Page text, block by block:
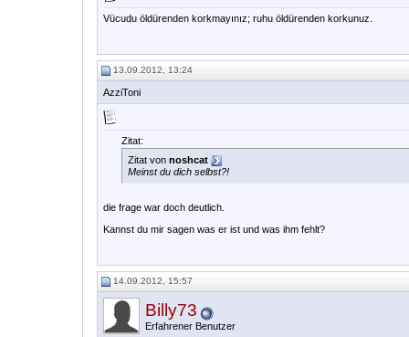
Vücudu öldürenden korkmayınız; ruhu öldürenden korkunuz.
13.09.2012, 13:24
AzziToni
Zitat:
Zitat von noshcat
Meinst du dich selbst?!
die frage war doch deutlich.
Kannst du mir sagen was er ist und was ihm fehlt?
14.09.2012, 15:57
Billy73
Erfahrener Benutzer